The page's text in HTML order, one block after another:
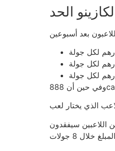
الحد
ذات تقلب 2.5 تعني أن كل 5 دراهم يمكن أن تُحوَّل إلى 12.5 درهم في لحظة حظ، ولكن الاحتمالات تقول إن 70% من اللاعبين سيفقدون